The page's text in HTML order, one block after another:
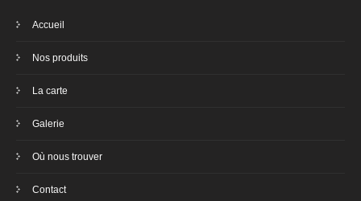
Accueil
Nos produits
La carte
Galerie
Où nous trouver
Contact